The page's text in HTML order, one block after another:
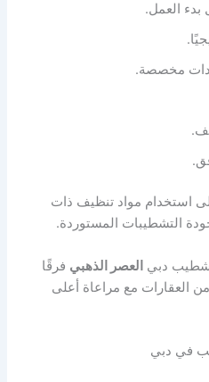
العمل.
مخصصة.
استخدام مواد تنظيف ذات
التشطيبات المستوردة.
دبي العصر الذهبي فرقًا
العقارات مع مراعاة أعلى
في دبي